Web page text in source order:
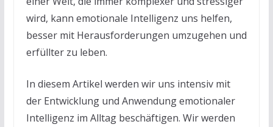
wird, kann emotionale Intelligenz uns helfen,
besser mit Herausforderungen umzugehen und
erfüllter zu leben.
In diesem Artikel werden wir uns intensiv mit
der Entwicklung und Anwendung emotionaler
Intelligenz im Alltag beschäftigen. Wir werden